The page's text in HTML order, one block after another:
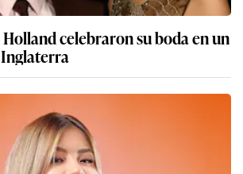
celebraron su boda en un